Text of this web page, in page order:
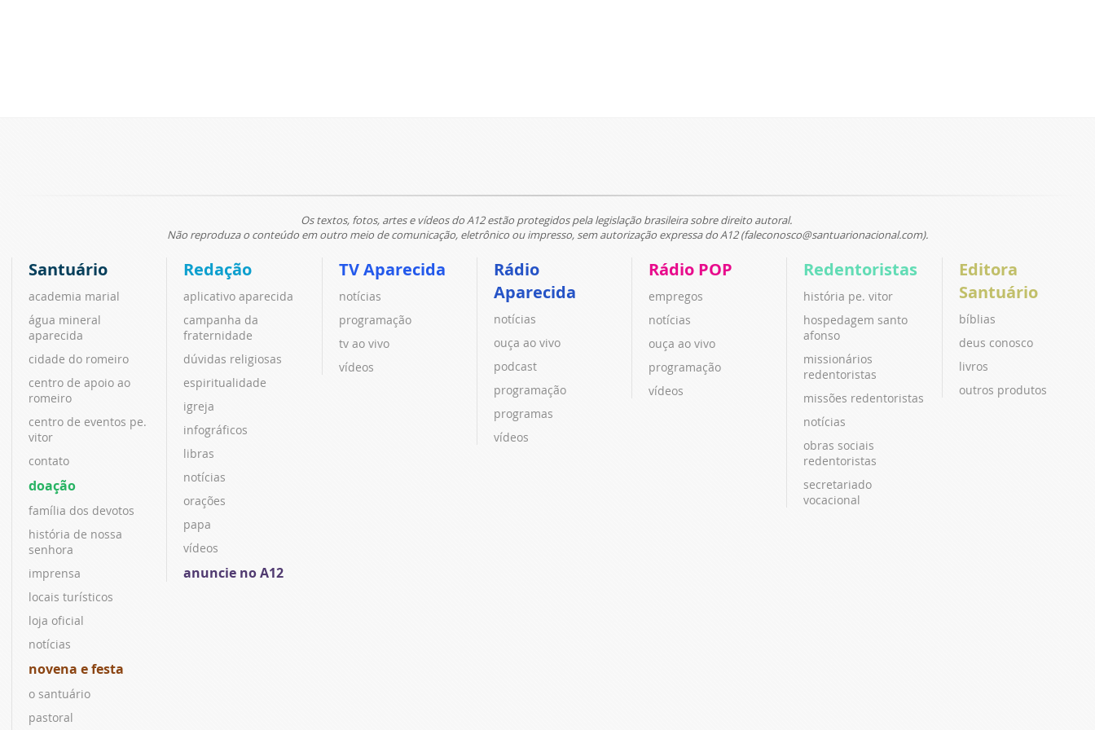
Os textos, fotos, artes e vídeos do A12 estão protegidos pela legislação brasileira sobre direito autoral.
Não reproduza o conteúdo em outro meio de comunicação, eletrônico ou impresso, sem autorização expressa do A12 (faleconosco@santuarionacional.com).
Santuário
academia marial
água mineral
aparecida
cidade do romeiro
centro de apoio ao
romeiro
centro de eventos pe.
vitor
contato
doação
família dos devotos
história de nossa
senhora
imprensa
locais turísticos
loja oficial
notícias
novena e festa
o santuário
pastoral
Redação
aplicativo aparecida
campanha da
fraternidade
dúvidas religiosas
espiritualidade
igreja
infográficos
libras
notícias
orações
papa
vídeos
anuncie no A12
TV Aparecida
notícias
programação
tv ao vivo
vídeos
Rádio
Aparecida
notícias
ouça ao vivo
podcast
programação
programas
vídeos
Rádio POP
empregos
notícias
ouça ao vivo
programação
vídeos
Redentoristas
história pe. vitor
hospedagem santo
afonso
missionários
redentoristas
missões redentoristas
notícias
obras sociais
redentoristas
secretariado
vocacional
Editora
Santuário
bíblias
deus conosco
livros
outros produtos